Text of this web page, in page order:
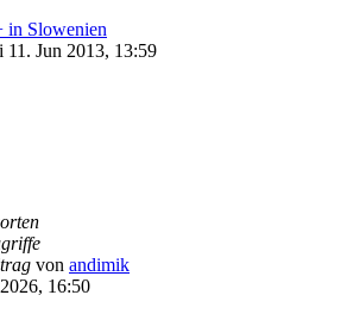
Slowenien
11. Jun 2013, 13:59
von andimik
16:50